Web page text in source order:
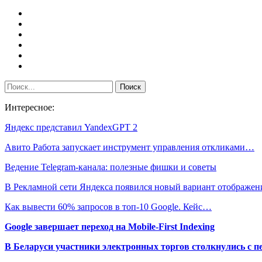
Интересное:
Яндекс представил YandexGPT 2
Авито Работа запускает инструмент управления откликами…
Ведение Telegram-канала: полезные фишки и советы
В Рекламной сети Яндекса появился новый вариант
Как вывести 60% запросов в топ-10 Google. Кейс…
Google завершает переход на Mobile-First Indexing
В Беларуси участники электронных торгов столкнулись с